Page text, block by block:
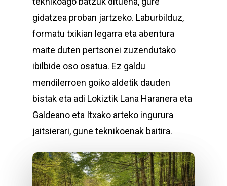
gidatzea proban jartzeko. Laburbilduz,
formatu txikian legarra eta abentura
maite duten pertsonei zuzendutako
ibilbide oso osatua. Ez galdu
mendilerroen goiko aldetik dauden
bistak eta adi Lokiztik Lana Haranera eta
Galdeano eta Itxako arteko ingurura
jaitsierari, gune teknikoenak baitira.